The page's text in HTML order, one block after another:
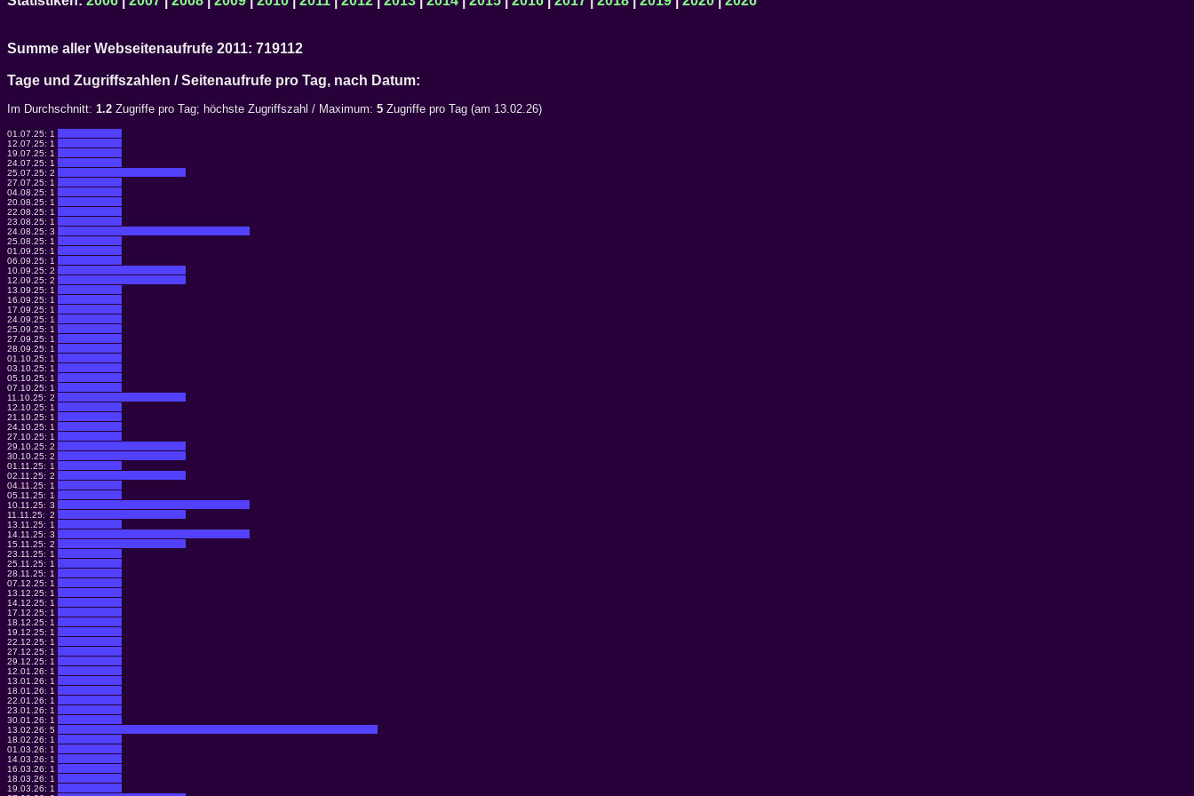
Summe aller Webseitenaufrufe 2011: 719112
Tage und Zugriffszahlen / Seitenaufrufe pro Tag, nach Datum:
Im Durchschnitt: 1.2 Zugriffe pro Tag; höchste Zugriffszahl / Maximum: 5 Zugriffe pro Tag (am 13.02.26)
01.07.25: 1
12.07.25: 1
19.07.25: 1
24.07.25: 1
25.07.25: 2
27.07.25: 1
04.08.25: 1
20.08.25: 1
22.08.25: 1
23.08.25: 1
24.08.25: 3
25.08.25: 1
01.09.25: 1
06.09.25: 1
10.09.25: 2
12.09.25: 2
13.09.25: 1
16.09.25: 1
17.09.25: 1
24.09.25: 1
25.09.25: 1
27.09.25: 1
28.09.25: 1
01.10.25: 1
03.10.25: 1
05.10.25: 1
07.10.25: 1
11.10.25: 2
12.10.25: 1
21.10.25: 1
24.10.25: 1
27.10.25: 1
29.10.25: 2
30.10.25: 2
01.11.25: 1
02.11.25: 2
04.11.25: 1
05.11.25: 1
10.11.25: 3
11.11.25: 2
13.11.25: 1
14.11.25: 3
15.11.25: 2
23.11.25: 1
25.11.25: 1
28.11.25: 1
07.12.25: 1
13.12.25: 1
14.12.25: 1
17.12.25: 1
18.12.25: 1
19.12.25: 1
22.12.25: 1
27.12.25: 1
29.12.25: 1
12.01.26: 1
13.01.26: 1
18.01.26: 1
22.01.26: 1
23.01.26: 1
30.01.26: 1
13.02.26: 5
18.02.26: 1
01.03.26: 1
14.03.26: 1
16.03.26: 1
18.03.26: 1
19.03.26: 1